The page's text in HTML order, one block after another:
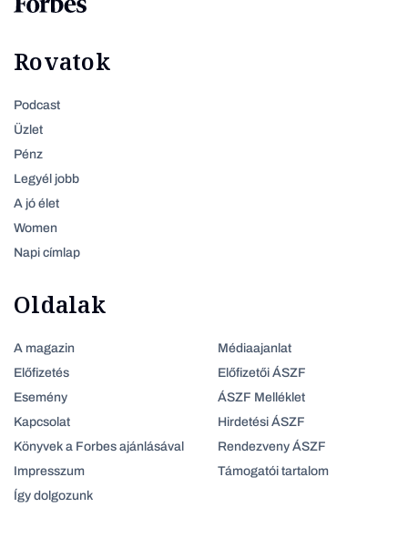
Rovatok
Podcast
Üzlet
Pénz
Legyél jobb
A jó élet
Women
Napi címlap
Oldalak
A magazin
Előfizetés
Esemény
Kapcsolat
Könyvek a Forbes ajánlásával
Impresszum
Így dolgozunk
Médiaajanlat
Előfizetői ÁSZF
ÁSZF Melléklet
Hirdetési ÁSZF
Rendezveny ÁSZF
Támogatói tartalom